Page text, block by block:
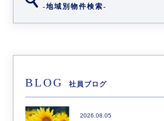
-地域別物件検索-
BLOG 社員ブログ
2026.08.05